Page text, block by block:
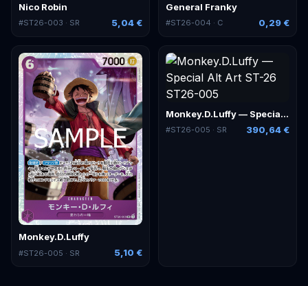
Nico Robin
#ST26-003 · SR 5,04 €
General Franky
#ST26-004 · C 0,29 €
Monkey.D.Luffy
#ST26-005 · SR 5,10 €
Monkey.D.Luffy — Special Alt Art
#ST26-005 · SR 390,64 €